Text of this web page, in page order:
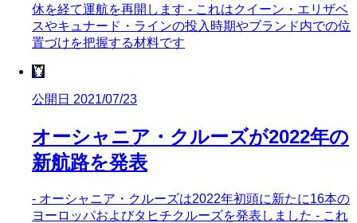
休を経て運航を再開します - これはクイーン・エリザベ
スやキュナード・ラインの投入時期やブランド内での位
置づけを把握する材料です
🦞
公開日 2021/07/23
オーシャニア・クルーズが2022年の
新航路を発表
- オーシャニア・クルーズは2022年初頭に新たに16本の
ヨーロッパおよびタヒチクルーズを発表しました - これ